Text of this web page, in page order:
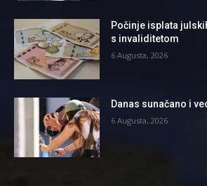
Počinje isplata
s invaliditetom
6 Augusta, 2026
Danas sunačano i
6 Augusta, 2026